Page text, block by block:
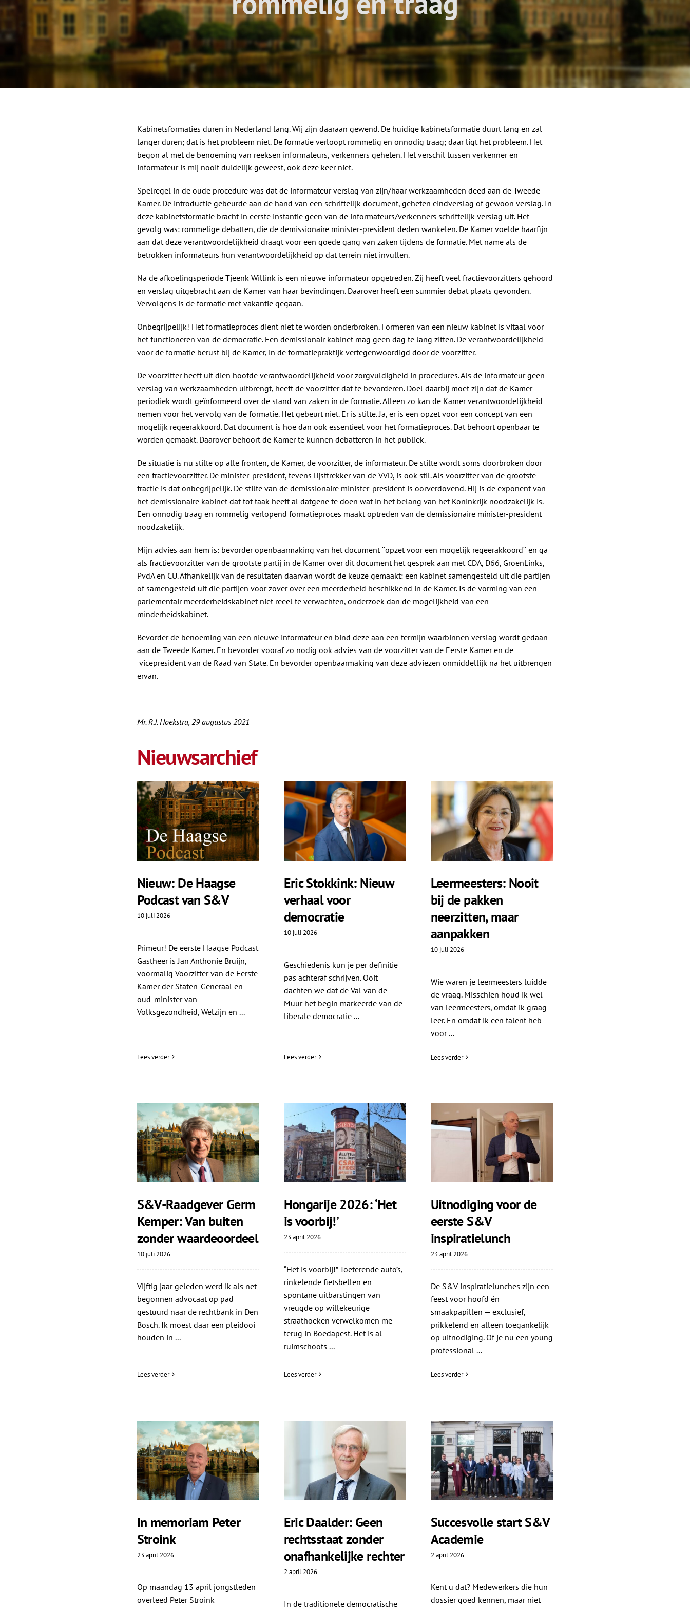
Kabinetsformaties duren in Nederland lang. Wij zijn daaraan gewend. De huidige kabinetsformatie duurt lang en zal
langer duren; dat is het probleem niet. De formatie verloopt rommelig en onnodig traag; daar ligt het probleem. Het
begon al met de benoeming van reeksen informateurs, verkenners geheten. Het verschil tussen verkenner en
informateur is mij nooit duidelijk geweest, ook deze keer niet.
Spelregel in de oude procedure was dat de informateur verslag van zijn/haar werkzaamheden deed aan de Tweede
Kamer. De introductie gebeurde aan de hand van een schriftelijk document, geheten eindverslag of gewoon verslag. In
deze kabinetsformatie bracht in eerste instantie geen van de informateurs/verkenners schriftelijk verslag uit. Het
gevolg was: rommelige debatten, die de demissionaire minister-president deden wankelen. De Kamer voelde haarfijn
aan dat deze verantwoordelijkheid draagt voor een goede gang van zaken tijdens de formatie. Met name als de
betrokken informateurs hun verantwoordelijkheid op dat terrein niet invullen.
Na de afkoelingsperiode Tjeenk Willink is een nieuwe informateur opgetreden. Zij heeft veel fractievoorzitters gehoord
en verslag uitgebracht aan de Kamer van haar bevindingen. Daarover heeft een summier debat plaats gevonden.
Vervolgens is de formatie met vakantie gegaan.
Onbegrijpelijk! Het formatieproces dient niet te worden onderbroken. Formeren van een nieuw kabinet is vitaal voor
het functioneren van de democratie. Een demissionair kabinet mag geen dag te lang zitten. De verantwoordelijkheid
voor de formatie berust bij de Kamer, in de formatiepraktijk vertegenwoordigd door de voorzitter.
De voorzitter heeft uit dien hoofde verantwoordelijkheid voor zorgvuldigheid in procedures. Als de informateur geen
verslag van werkzaamheden uitbrengt, heeft de voorzitter dat te bevorderen. Doel daarbij moet zijn dat de Kamer
periodiek wordt geïnformeerd over de stand van zaken in de formatie. Alleen zo kan de Kamer verantwoordelijkheid
nemen voor het vervolg van de formatie. Het gebeurt niet. Er is stilte. Ja, er is een opzet voor een concept van een
mogelijk regeerakkoord. Dat document is hoe dan ook essentieel voor het formatieproces. Dat behoort openbaar te
worden gemaakt. Daarover behoort de Kamer te kunnen debatteren in het publiek.
De situatie is nu stilte op alle fronten, de Kamer, de voorzitter, de informateur. De stilte wordt soms doorbroken door
een fractievoorzitter. De minister-president, tevens lijsttrekker van de VVD, is ook stil. Als voorzitter van de grootste
fractie is dat onbegrijpelijk. De stilte van de demissionaire minister-president is oorverdovend. Hij is de exponent van
het demissionaire kabinet dat tot taak heeft al datgene te doen wat in het belang van het Koninkrijk noodzakelijk is.
Een onnodig traag en rommelig verlopend formatieproces maakt optreden van de demissionaire minister-president
noodzakelijk.
Mijn advies aan hem is: bevorder openbaarmaking van het document ʺopzet voor een mogelijk regeerakkoordʺ en ga
als fractievoorzitter van de grootste partij in de Kamer over dit document het gesprek aan met CDA, D66, GroenLinks,
PvdA en CU. Afhankelijk van de resultaten daarvan wordt de keuze gemaakt: een kabinet samengesteld uit die partijen
of samengesteld uit die partijen voor zover over een meerderheid beschikkend in de Kamer. Is de vorming van een
parlementair meerderheidskabinet niet reëel te verwachten, onderzoek dan de mogelijkheid van een
minderheidskabinet.
Bevorder de benoeming van een nieuwe informateur en bind deze aan een termijn waarbinnen verslag wordt gedaan
aan de Tweede Kamer. En bevorder vooraf zo nodig ook advies van de voorzitter van de Eerste Kamer en de
vicepresident van de Raad van State. En bevorder openbaarmaking van deze adviezen onmiddellijk na het uitbrengen
ervan.
Mr. R.J. Hoekstra, 29 augustus 2021
Nieuwsarchief
Nieuw: De Haagse
Podcast van S&V
10 juli 2026
Primeur! De eerste Haagse Podcast.
Gastheer is Jan Anthonie Bruijn,
voormalig Voorzitter van de Eerste
Kamer der Staten-Generaal en
oud-minister van
Volksgezondheid, Welzijn en ...
Lees verder
Eric Stokkink: Nieuw
verhaal voor
democratie
10 juli 2026
Geschiedenis kun je per definitie
pas achteraf schrijven. Ooit
dachten we dat de Val van de
Muur het begin markeerde van de
liberale democratie ...
Lees verder
Leermeesters: Nooit
bij de pakken
neerzitten, maar
aanpakken
10 juli 2026
Wie waren je leermeesters luidde
de vraag. Misschien houd ik wel
van leermeesters, omdat ik graag
leer. En omdat ik een talent heb
voor ...
Lees verder
S&V-Raadgever Germ
Kemper: Van buiten
zonder waardeoordeel
10 juli 2026
Vijftig jaar geleden werd ik als net
begonnen advocaat op pad
gestuurd naar de rechtbank in Den
Bosch. Ik moest daar een pleidooi
houden in ...
Lees verder
Hongarije 2026: ‘Het
is voorbij!’
23 april 2026
“Het is voorbij!” Toeterende auto’s,
rinkelende fietsbellen en
spontane uitbarstingen van
vreugde op willekeurige
straathoeken verwelkomen me
terug in Boedapest. Het is al
ruimschoots ...
Lees verder
Uitnodiging voor de
eerste S&V
inspiratielunch
23 april 2026
De S&V inspiratielunches zijn een
feest voor hoofd én
smaakpapillen — exclusief,
prikkelend en alleen toegankelijk
op uitnodiging. Of je nu een young
professional ...
Lees verder
In memoriam Peter
Stroink
23 april 2026
Op maandag 13 april jongstleden
overleed Peter Stroink
Eric Daalder: Geen
rechtsstaat zonder
onafhankelijke rechter
2 april 2026
In de traditionele democratische
Succesvolle start S&V
Academie
2 april 2026
Kent u dat? Medewerkers die hun
dossier goed kennen, maar niet